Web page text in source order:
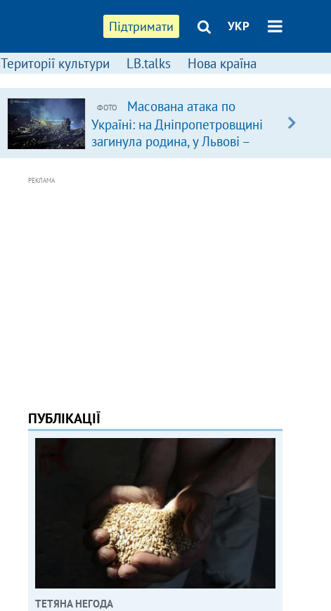
Підтримати УКР
Території культури LB.talks Нова країна
ФОТО
Масована атака по
Україні: на Дніпропетровщині
загинула родина, у Львові –
удар по багатоповерхівках
РЕКЛАМА
ПУБЛІКАЦІЇ
ТЕТЯНА НЕГОДА